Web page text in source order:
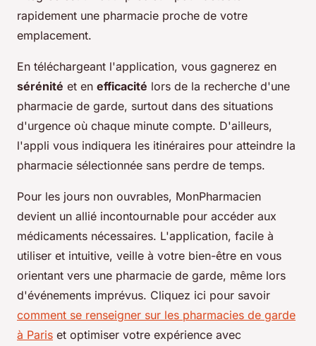
rapidement une pharmacie proche de votre
emplacement.
En téléchargeant l'application, vous gagnerez en
sérénité et en efficacité lors de la recherche d'une
pharmacie de garde, surtout dans des situations
d'urgence où chaque minute compte. D'ailleurs,
l'appli vous indiquera les itinéraires pour atteindre la
pharmacie sélectionnée sans perdre de temps.
Pour les jours non ouvrables, MonPharmacien
devient un allié incontournable pour accéder aux
médicaments nécessaires. L'application, facile à
utiliser et intuitive, veille à votre bien-être en vous
orientant vers une pharmacie de garde, même lors
d'événements imprévus. Cliquez ici pour savoir
comment se renseigner sur les pharmacies de garde
à Paris et optimiser votre expérience avec